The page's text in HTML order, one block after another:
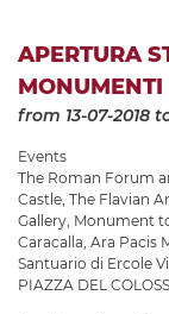
APERTURA
MONUMENTI
from 13-07-2018
Events
The Roman Forum
Castle, The Flavian
Gallery, Monument
Caracalla, Ara Pacis
Santuario di Ercole
PIAZZA DEL